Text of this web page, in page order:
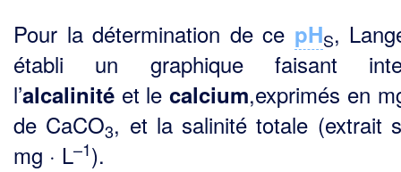
Pour la détermination de ce pHS,
établi un graphique faisant
l’alcalinité et lecalcium,exprimés en
de CaCO3, et la salinité totale (extrait
mg · L–1).